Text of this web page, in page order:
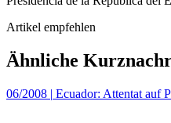
Artikel empfehlen
Ähnliche
06/2008 | Ecuador: Attentat auf